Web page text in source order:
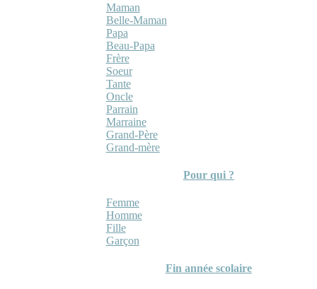
Maman
Belle-Maman
Papa
Beau-Papa
Frère
Soeur
Tante
Oncle
Parrain
Marraine
Grand-Père
Grand-mère
Pour qui ?
Femme
Homme
Fille
Garçon
Fin année scolaire